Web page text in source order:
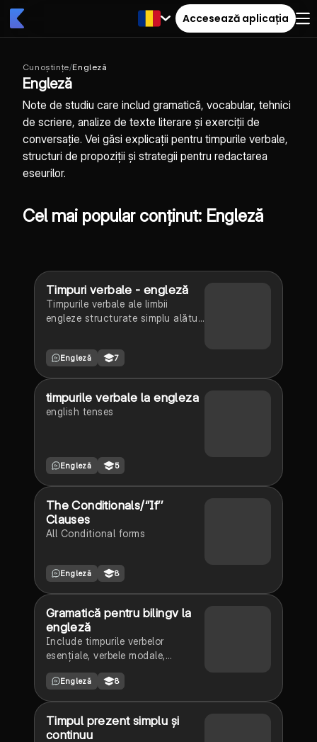
Accesează aplicația
Cunoștințe/Engleză
Engleză
Note de studiu care includ gramatică, vocabular, tehnici
de scriere, analize de texte literare și exerciții de
conversație. Vei găsi explicații pentru timpurile verbale,
structuri de propoziții și strategii pentru redactarea
eseurilor.
Cel mai popular conținut: Engleză
Timpuri verbale - engleză
Timpurile verbale ale limbii
engleze structurate simplu alături
Engleză 7
timpurile verbale la engleza
english tenses
Engleză 5
The Conditionals/‘’If’’
Clauses
All Conditional forms
Engleză 8
Gramatică pentru bilingv la
engleză
Include timpurile verbelor
esențiale, verbele modale,
conectoare logice importante
Engleză 8
Timpul prezent simplu și
continuu